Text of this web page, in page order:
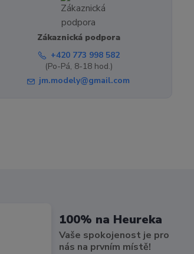
Zákaznická podpora
+420 773 998 582
(Po-Pá, 8-18 hod.)
jm.modely@gmail.com
100% na Heureka
Vaše spokojenost je pro
nás na prvním místě!